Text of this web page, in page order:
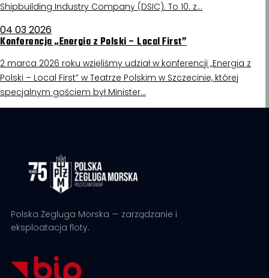
Shipbuilding Industry Company (DSIC). To 10. z…
04 03 2026
Konferencja „Energia z Polski – Local First”
2 marca 2026 roku wzięliśmy udział w konferencji „Energia z
Polski – Local First” w Teatrze Polskim w Szczecinie, której
specjalnym gościem był Minister…
Polska Żegluga Morska — zarządzanie i
eksploatacja floty.